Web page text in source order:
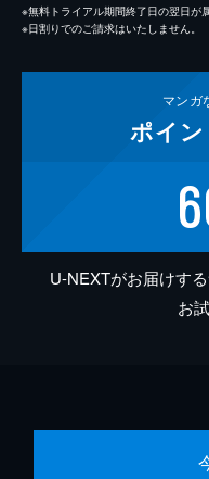
※無料トライアル期間終了日の翌日が
※日割りでのご請求はいたしません。
マンガ
ポイン
U-NEXTがお届けす
お